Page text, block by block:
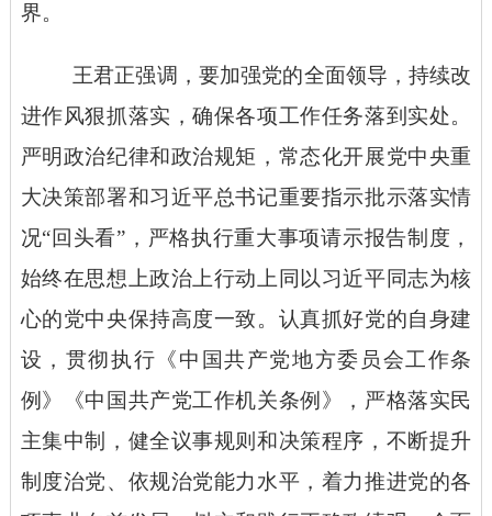
界。
王君正强调，要加强党的全面领导，持续改
进作风狠抓落实，确保各项工作任务落到实处。
严明政治纪律和政治规矩，常态化开展党中央重
大决策部署和习近平总书记重要指示批示落实情
况“回头看”，严格执行重大事项请示报告制度，
始终在思想上政治上行动上同以习近平同志为核
心的党中央保持高度一致。认真抓好党的自身建
设，贯彻执行《中国共产党地方委员会工作条
例》《中国共产党工作机关条例》，严格落实民
主集中制，健全议事规则和决策程序，不断提升
制度治党、依规治党能力水平，着力推进党的各